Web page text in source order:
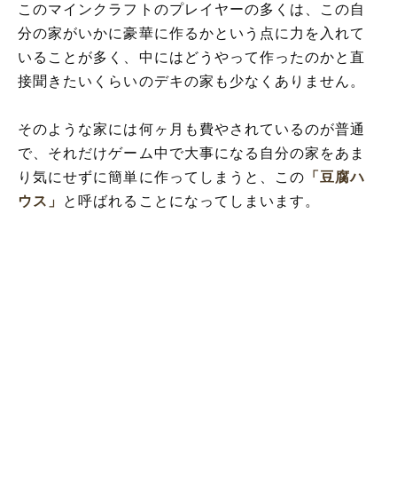
このマインクラフトのプレイヤーの多くは、この自
分の家がいかに豪華に作るかという点に力を入れて
いることが多く、中にはどうやって作ったのかと直
接聞きたいくらいのデキの家も少なくありません。
そのような家には何ヶ月も費やされているのが普通
で、それだけゲーム中で大事になる自分の家をあま
り気にせずに簡単に作ってしまうと、この 「豆腐ハ
ウス」
と呼ばれることになってしまいます。